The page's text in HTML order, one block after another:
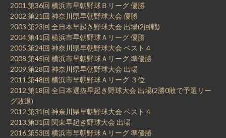
2001.第36回 横浜市早朝野球Ｂリーグ 優勝
2002.第21回 神奈川県早朝野球大会 優勝
2003.第23回 全日本早起き野球大会 出場(2回戦)
2004.第41回 横浜市早朝野球Ａリーグ 優勝
2005.第24回 神奈川県早朝野球大会 ベスト４
2008.第45回 横浜市早朝野球Ａリーグ 準優勝
2009.第28回 神奈川県早朝野球大会 出場
2011.第48回 横浜市早朝野球Ａリーグ ３位
2012.第18回 全日本選抜早起き野球大会 出場(2勝0敗で予選リー
グ敗退)
2012.第31回 神奈川県早朝野球大会 ベスト４
2013.第31回 関東早起き野球大会 出場
2016.第53回 横浜市早朝野球Ａリーグ 準優勝